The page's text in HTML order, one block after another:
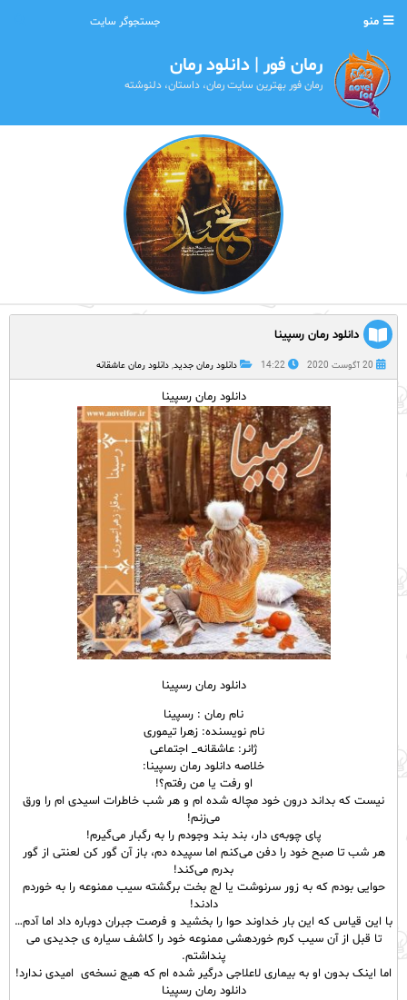
منو
رمان فور | دانلود رمان
رمان فور بهترین سایت رمان، داستان، دلنوشته
دانلود رمان رسپینا
20 آگوست 2020 14:22 دانلود رمان جدید, دانلود رمان عاشقانه
دانلود رمان رسپینا
دانلود رمان رسپینا
نام رمان : رسپینا
نام نویسنده: زهرا تیموری
ژانر: عاشقانه_ اجتماعی
خلاصه دانلود رمان رسپینا:
او رفت یا من رفتم؟!
نیست که بداند درون خود مچاله شده ام و هر شب خاطرات اسیدی ام را ورق
می‌زنم!
پای چوبه‌ی دار، بند بند وجودم را به رگبار می‌گیرم!
هر شب تا صبح خود را دفن می‌کنم اما سپیده دم، باز آن گور کن لعنتی از گور
بدرم می‌کند!
حوایی بودم که به زور سرنوشت یا لج بخت برگشته سیب ممنوعه را به خوردم
دادند!
با این قیاس که این بار خداوند حوا را بخشید و فرصت جبران دوباره داد اما آدم…
تا قبل از آن سیب کرم خوردهشی ممنوعه خود را کاشف سیاره ی جدیدی می
پنداشتم.
اما اینک بدون او به بیماری لاعلاجی درگیر شده ام که هیچ نسخه‌ی امیدی ندارد!
دانلود رمان رسپینا